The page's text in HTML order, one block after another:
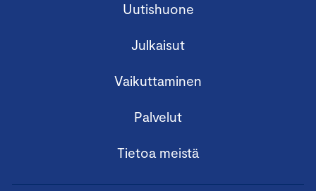
Uutishuone
Julkaisut
Vaikuttaminen
Palvelut
Tietoa meistä